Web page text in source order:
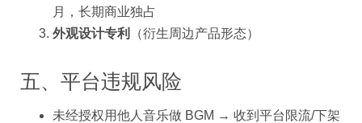
月，长期商业独占
外观设计专利
（衍生周边产品形态）
五、平台违规风险
未经授权用他人音乐做 BGM → 收到平台限流/下架